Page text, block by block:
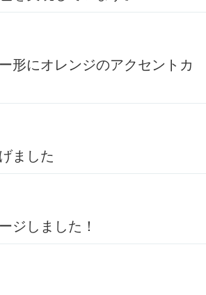
形にオレンジのアクセントカ
ました
ジしました！